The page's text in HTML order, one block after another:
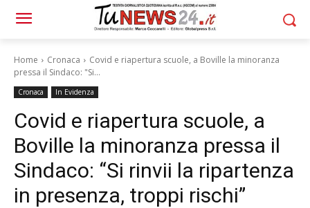
Home Cronaca
Covid e riapertura scuole, a Boville la minoranza
pressa il Sindaco: "Si...
Cronaca In Evidenza
Covid e riapertura scuole, a
Boville la minoranza pressa il
Sindaco: “Si rinvii la ripartenza
in presenza, troppi rischi”